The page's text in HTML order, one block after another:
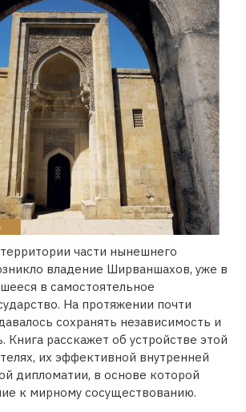
части нынешнего
владение Ширваншахов, уже в
в самостоятельное
На протяжении почти
сохранять независимость и
Книга расскажет об устройстве этой
их эффективной внутренней
дипломатии, в основе которой
к мирному сосуществованию.